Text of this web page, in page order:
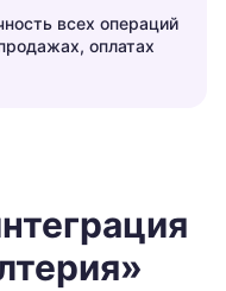
всех операций
оплатах